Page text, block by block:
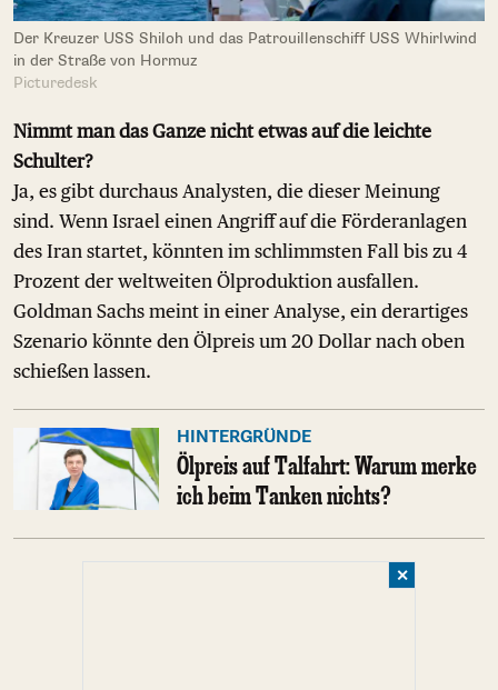
Der Kreuzer USS Shiloh und das Patrouillenschiff USS Whirlwind
in der Straße von Hormuz
Picturedesk
Nimmt man das Ganze nicht etwas auf die leichte
Schulter?
Ja, es gibt durchaus Analysten, die dieser Meinung
sind. Wenn Israel einen Angriff auf die Förderanlagen
des Iran startet, könnten im schlimmsten Fall bis zu 4
Prozent der weltweiten Ölproduktion ausfallen.
Goldman Sachs meint in einer Analyse, ein derartiges
Szenario könnte den Ölpreis um 20 Dollar nach oben
schießen lassen.
HINTERGRÜNDE
Ölpreis auf Talfahrt: Warum merke
ich beim Tanken nichts?
✕